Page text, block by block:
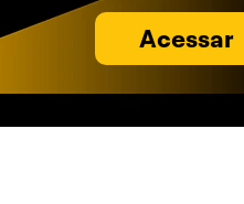
Acessar